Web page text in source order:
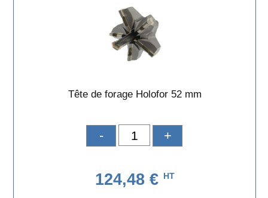
Tête de forage Holofor 52 mm
- +
124,48 € HT